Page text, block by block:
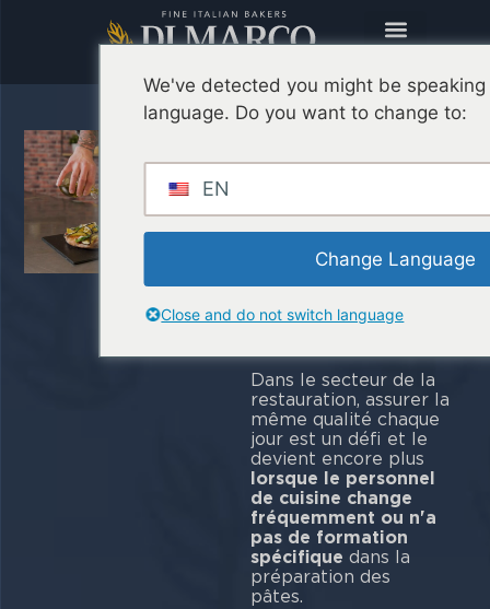
Pinsa prête à
l'emploi : une
irréprochable
même avec
un personnel
inexpérimenté
Dans le secteur de la
restauration, assurer la
même qualité chaque
jour est un défi et le
devient encore plus
lorsque le personnel
de cuisine change
fréquemment ou n'a
pas de formation
spécifique dans la
préparation des
We've detected you might be
language. Do you want to change to:
EN
Change Language
Close and do not switch language